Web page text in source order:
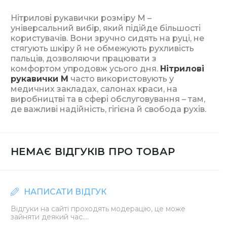
Нітрилові рукавички розміру M –
універсальний вибір, який підійде більшості
користувачів. Вони зручно сидять на руці, не
стягують шкіру й не обмежують рухливість
пальців, дозволяючи працювати з
комфортом упродовж усього дня. Нітрилові
рукавички M часто використовують у
медичних закладах, салонах краси, на
виробництві та в сфері обслуговування – там,
де важливі надійність, гігієна й свобода рухів.
НЕМАЄ ВІДГУКІВ ПРО ТОВАР
НАПИСАТИ ВІДГУК
Відгуки на сайті проходять модерацію, це може
зайняти деякий час....